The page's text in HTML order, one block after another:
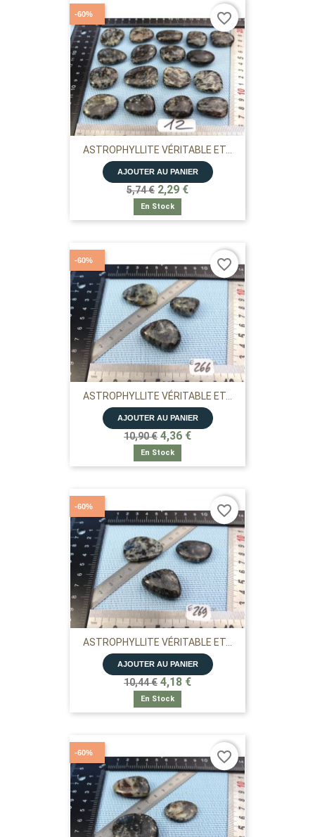
ASTROPHYLLITE VÉRITABLE ET...
AJOUTER AU PANIER
5,74 € 2,29 €
En Stock
-60% favorite_border
ASTROPHYLLITE VÉRITABLE ET...
AJOUTER AU PANIER
10,90 € 4,36 €
En Stock
-60% favorite_border
ASTROPHYLLITE VÉRITABLE ET...
AJOUTER AU PANIER
10,44 € 4,18 €
En Stock
-60% favorite_border
-60% favorite_border